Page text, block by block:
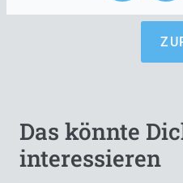
Das könnte
interessieren